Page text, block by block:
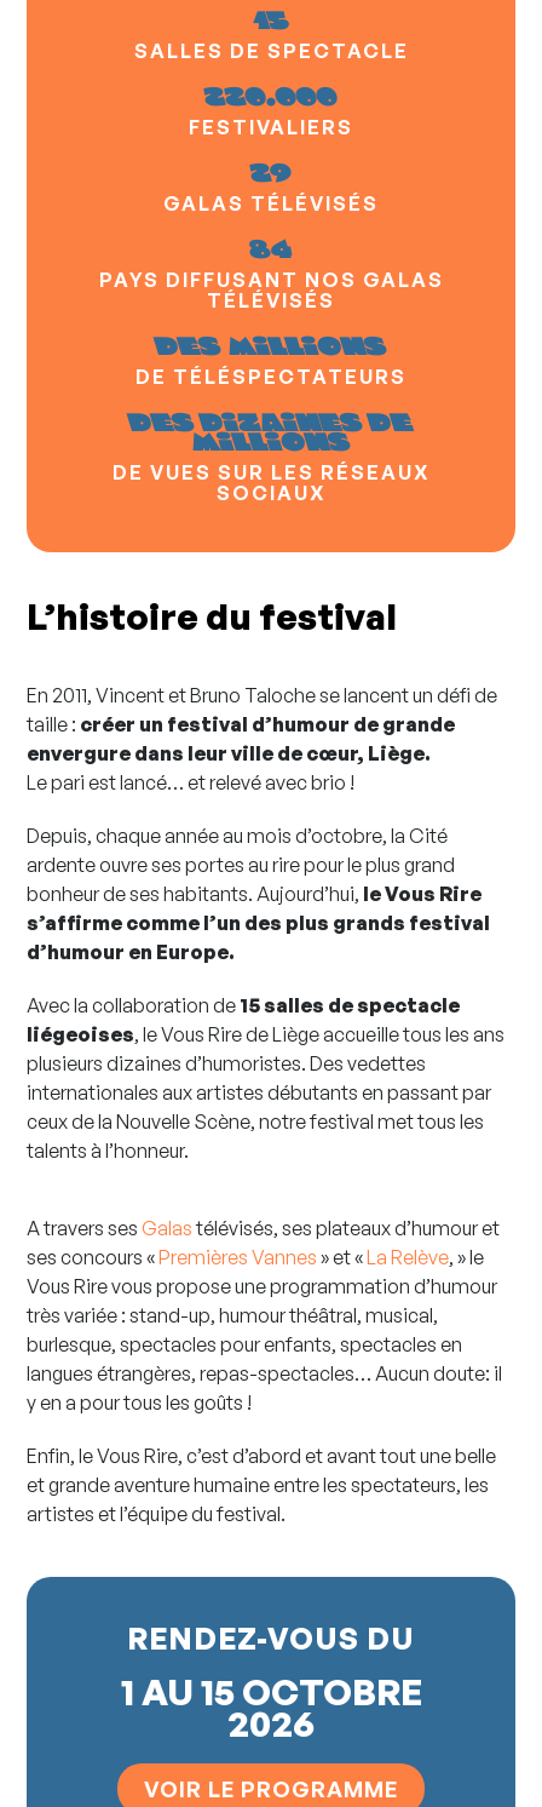
15
SALLES DE SPECTACLE
220.000
FESTIVALIERS
29
GALAS TÉLÉVISÉS
84
PAYS DIFFUSANT NOS GALAS
TÉLÉVISÉS
des millions
DE TÉLÉSPECTATEURS
des dizaines de
millions
DE VUES SUR LES RÉSEAUX
SOCIAUX
L’histoire du festival
En 2011, Vincent et Bruno Taloche se lancent un défi de
taille : créer un festival d’humour de grande
envergure dans leur ville de cœur, Liège.
Le pari est lancé… et relevé avec brio !
Depuis, chaque année au mois d’octobre, la Cité
ardente ouvre ses portes au rire pour le plus grand
bonheur de ses habitants. Aujourd’hui, le Vous Rire
s’affirme comme l’un des plus grands festival
d’humour en Europe.
Avec la collaboration de 15 salles de spectacle
liégeoises, le Vous Rire de Liège accueille tous les ans
plusieurs dizaines d’humoristes. Des vedettes
internationales aux artistes débutants en passant par
ceux de la Nouvelle Scène, notre festival met tous les
talents à l’honneur.
A travers ses Galastélévisés, ses plateaux d’humour et
ses concours «Premières Vannes » et «La Relève, » le
Vous Rire vous propose une programmation d’humour
très variée : stand-up, humour théâtral, musical,
burlesque, spectacles pour enfants, spectacles en
langues étrangères, repas-spectacles… Aucun doute: il
y en a pour tous les goûts !
Enfin, le Vous Rire, c’est d’abord et avant tout une belle
et grande aventure humaine entre les spectateurs, les
artistes et l’équipe du festival.
RENDEZ-VOUS DU
1 AU 15 OCTOBRE
2026
VOIR LE PROGRAMME